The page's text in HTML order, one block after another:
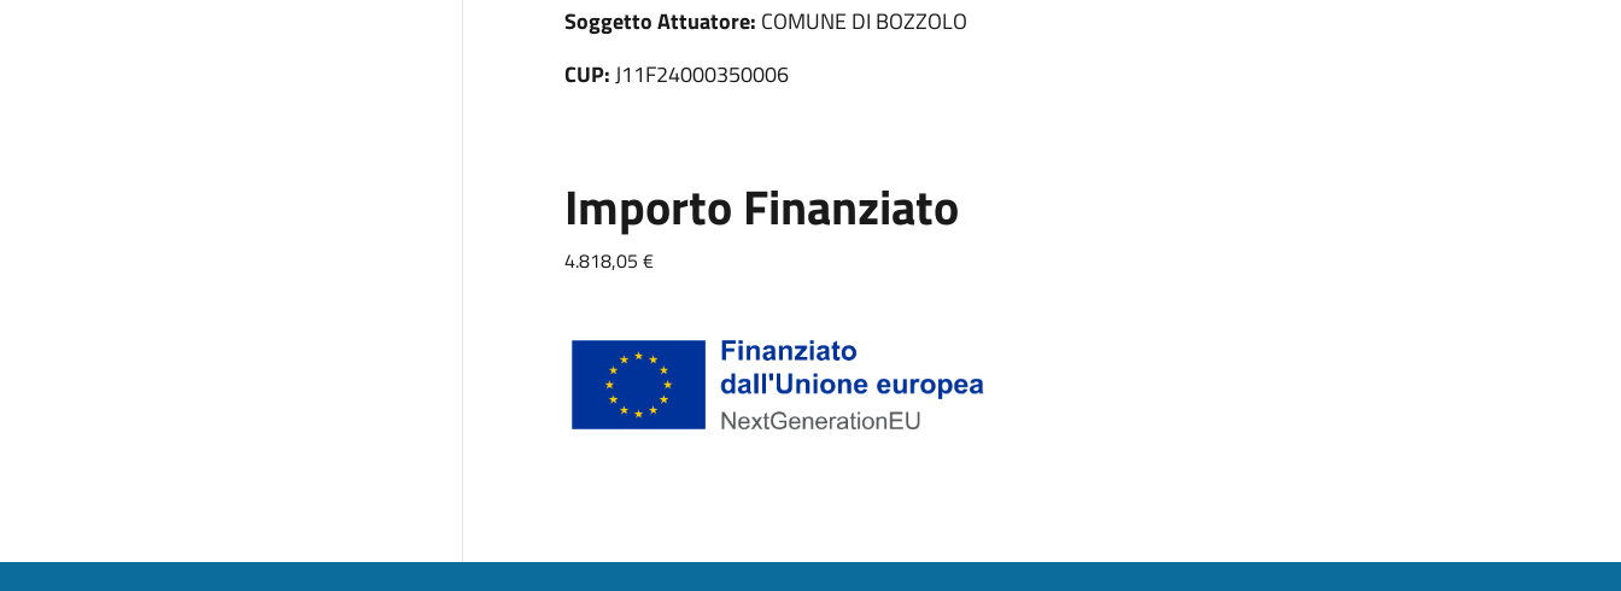
Soggetto Attuatore: COMUNE DI BOZZOLO
CUP:J11F24000350006
Importo Finanziato
4.818,05 €